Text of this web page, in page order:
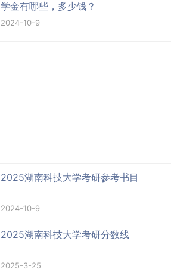
学金有哪些，多少钱？
2024-10-9
2025湖南科技大学考研参考书目
2024-10-9
2025湖南科技大学考研分数线
2025-3-25